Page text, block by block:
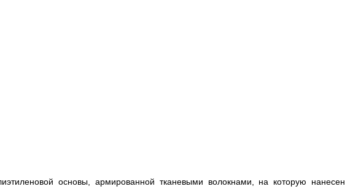
основы, армированной тканевыми волокнами, на которую нанесен